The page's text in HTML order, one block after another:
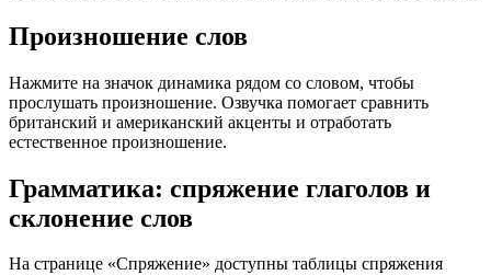
Произношение слов
Нажмите на значок динамика рядом со словом, чтобы
прослушать произношение. Озвучка помогает сравнить
британский и американский акценты и отработать
естественное произношение.
Грамматика: спряжение глаголов и
склонение слов
На странице «Спряжение» доступны таблицы спряжения